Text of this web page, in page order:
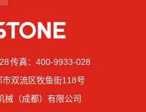
传真：400-9933-028
双流区牧鱼街118号
械（成都）有限公司